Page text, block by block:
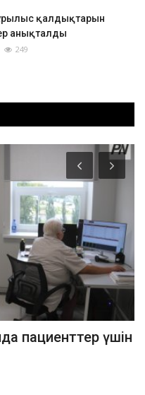
қалдықтарын
анықталды
249
пациенттер үшін